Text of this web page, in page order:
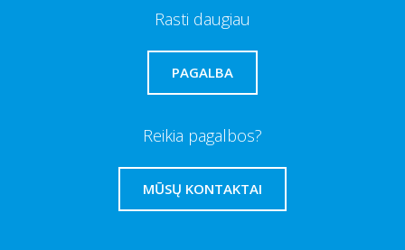
Rasti daugiau
PAGALBA
Reikia pagalbos?
MŪSŲ KONTAKTAI